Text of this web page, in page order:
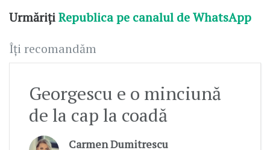
UrmărițiRepublica pe canalul de WhatsApp
Îți recomandăm
Georgescu e o minciună
de la cap la coadă
Carmen Dumitrescu